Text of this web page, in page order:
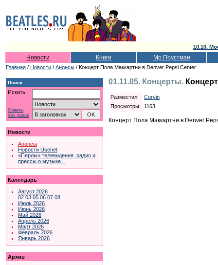
10.10.
Новости Книги Мр.Поустман
Главная / Новости / Анонсы / Концерт Пола Маккартни в Denver Pepsi Center
Поиск
Искать:
Советы
Vox populi
Новости
Анонсы
Новости Usenet
«Перлы» телевидения, радио и
прессы о музыке…
Календарь
Август 2026
02 03 05 06 07 08
Июль 2026
Июнь 2026
Май 2026
Апрель 2026
Март 2026
Февраль 2026
Январь 2026
Архив
01.11.05. Концерты.
Разместил:
Corvin
Просмотры:
1163
Концерт Пола Маккартни в Denver